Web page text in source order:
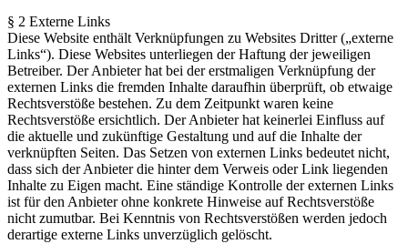
§ 2 Externe Links
Diese Website enthält Verknüpfungen zu Websites Dritter („externe
Links“). Diese Websites unterliegen der Haftung der jeweiligen
Betreiber. Der Anbieter hat bei der erstmaligen Verknüpfung der
externen Links die fremden Inhalte daraufhin überprüft, ob etwaige
Rechtsverstöße bestehen. Zu dem Zeitpunkt waren keine
Rechtsverstöße ersichtlich. Der Anbieter hat keinerlei Einfluss auf
die aktuelle und zukünftige Gestaltung und auf die Inhalte der
verknüpften Seiten. Das Setzen von externen Links bedeutet nicht,
dass sich der Anbieter die hinter dem Verweis oder Link liegenden
Inhalte zu Eigen macht. Eine ständige Kontrolle der externen Links
ist für den Anbieter ohne konkrete Hinweise auf Rechtsverstöße
nicht zumutbar. Bei Kenntnis von Rechtsverstößen werden jedoch
derartige externe Links unverzüglich gelöscht.